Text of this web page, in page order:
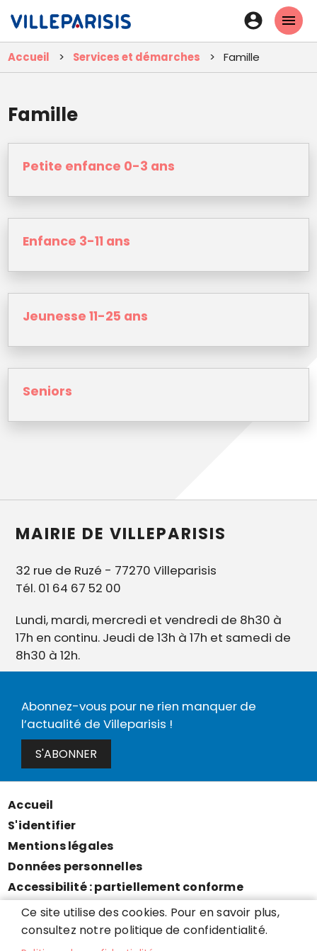
contenu
principal
En-
tête
-
Accueil Services et démarches Famille
Famille
Petite enfance 0-3 ans
Enfance 3-11 ans
Jeunesse 11-25 ans
Seniors
MAIRIE DE VILLEPARISIS
32 rue de Ruzé - 77270 Villeparisis
Tél. 01 64 67 52 00
Lundi, mardi, mercredi et vendredi de 8h30 à
17h en continu. Jeudi de 13h à 17h et samedi de
8h30 à 12h.
Abonnez-vous pour ne rien manquer de
l’actualité de Villeparisis !
S'ABONNER
Menu
Pied
de
page
Accueil
S'identifier
Mentions légales
Données personnelles
Accessibilité : partiellement conforme
Cookies
Contact
Ce site utilise des cookies. Pour en savoir plus,
consultez notre politique de confidentialité.